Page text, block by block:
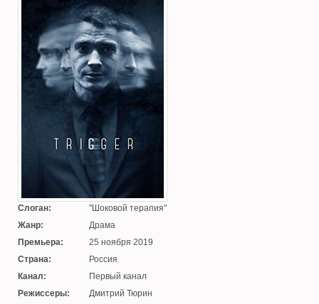
Слоган:
Шоковой терапия
Жанр:
Драма
Премьера:
25 ноября 2019
Страна:
Россия
Канал:
Первый канал
Режиссеры:
Дмитрий Тюрин